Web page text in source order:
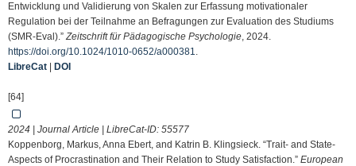
Entwicklung und Validierung von Skalen zur Erfassung motivationaler
Regulation bei der Teilnahme an Befragungen zur Evaluation des Studiums
(SMR-Eval).”Zeitschrift für Pädagogische Psychologie, 2024.
https://doi.org/10.1024/1010-0652/a000381.
LibreCat
DOI
[64]
2024 | Journal Article | LibreCat-ID: 55577
Koppenborg, Markus, Anna Ebert, and Katrin B. Klingsieck. “Trait- and State-
Aspects of Procrastination and Their Relation to Study Satisfaction.” European